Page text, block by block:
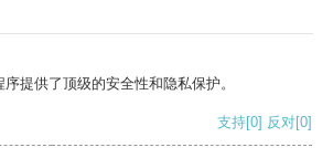
提供了顶级的安全性和隐私保护。
支持[0] 反对[0]